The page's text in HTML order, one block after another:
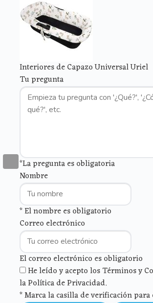
Interiores de Capazo Universal Uriel
Tu pregunta
*La pregunta es obligatoria
Nombre
* El nombre es obligatorio
Correo electrónico
El correo electrónico es obligatorio
He leído y acepto los Términos y
la Política de Privacidad.
* Marca la casilla de verificación